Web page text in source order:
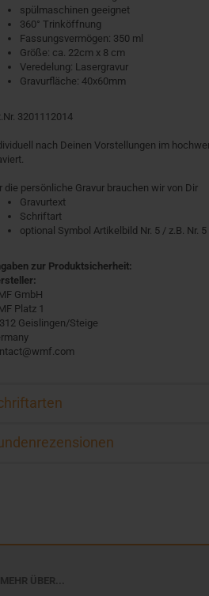
spülmaschinen geeignet
360° Trinköffnung
Fassungsvermögen: 350 ml
Größe: ca. 22cm x 8 cm
Veredelung: Lasergravur
Gravurfläche: 40x60mm
3201112014
nach Deinen Vorstellungen im
die persönliche Gravur brauchen wir von Dir
Gravurtext
Schriftart
optional Symbol Artikelbild Nr. 5 / z.B. Nr. 5
zur Produktsicherheit:
GmbH
Platz 1
Geislingen/Steige
MEHR ÜBER...